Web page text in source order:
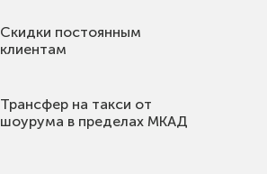
Скидки постоянным
клиентам
Трансфер на такси от
шоурума в пределах МКАД